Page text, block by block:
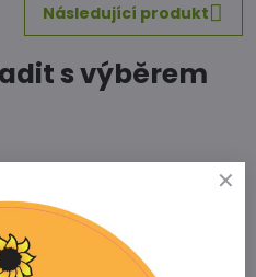
Následující produkt
s výběrem